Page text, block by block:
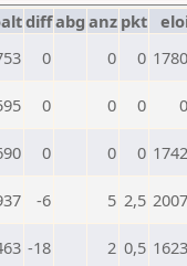
diffabg anz pkt
0 0 0 1780
0 0 0 0
0 0 0 1742
-6 5 2,5 2007
-18 2 0,5 1623